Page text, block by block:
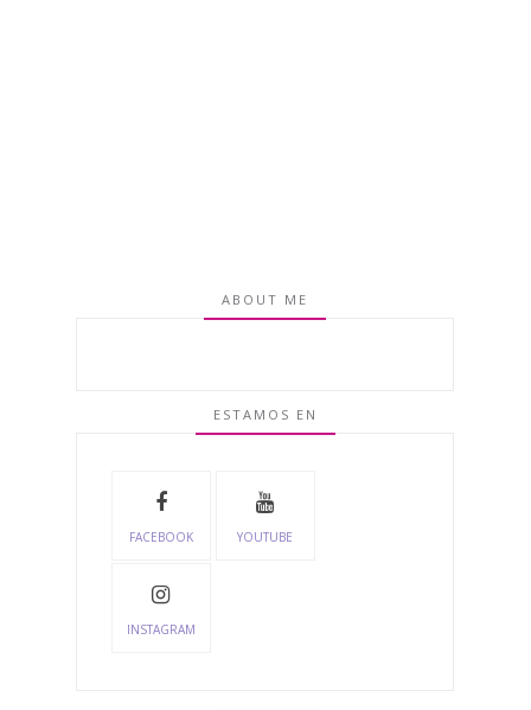
ABOUT ME
ESTAMOS EN
FACEBOOK YOUTUBE
INSTAGRAM